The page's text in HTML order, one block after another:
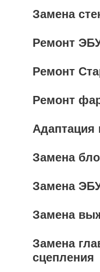
Замена
Ремонт
Ремонт
Ремонт
Адаптация
Замена
Замена
Замена
Замена
сцепления